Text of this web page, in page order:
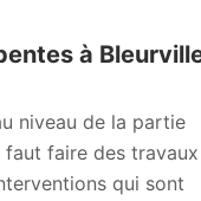
à
niveau de la partie
faire des
qui sont